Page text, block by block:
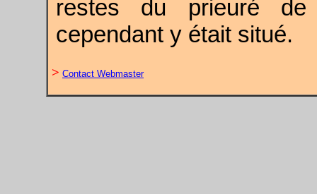
restes du prieuré de
cependant y était situé.
> Contact Webmaster